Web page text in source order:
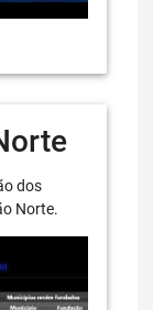
dos
Norte.